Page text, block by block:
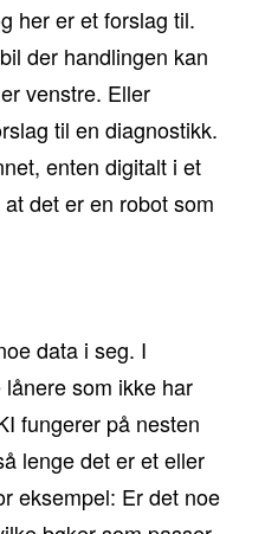
her er et forslag til.
der handlingen kan
venstre. Eller
til en diagnostikk.
enten digitalt i et
det er en robot som
data i seg. I
som ikke har
fungerer på nesten
lenge det er et eller
eksempel: Er det noe